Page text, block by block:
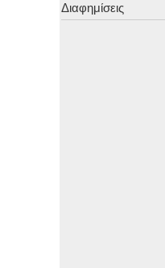
Διαφημίσεις